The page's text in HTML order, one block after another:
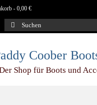
- 0,00 €
Suchen
nach:
Coober
Shop für Boots und